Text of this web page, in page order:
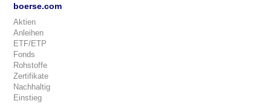
boerse.com
Aktien
Anleihen
ETF/ETP
Fonds
Rohstoffe
Zertifikate
Nachhaltig
Einstieg